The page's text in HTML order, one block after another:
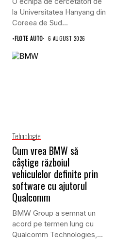
la Universitatea Hanyang din
Coreea de Sud...
•FLOTE AUTO 6 AUGUST 2026
Tehnologie
Cum vrea BMW să
câștige războiul
vehiculelor definite prin
software cu ajutorul
Qualcomm
BMW Group a semnat un
acord pe termen lung cu
Qualcomm Technologies,...